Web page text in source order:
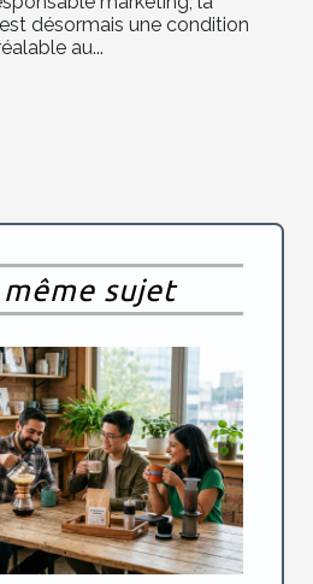
désormais une condition
au...
sujet